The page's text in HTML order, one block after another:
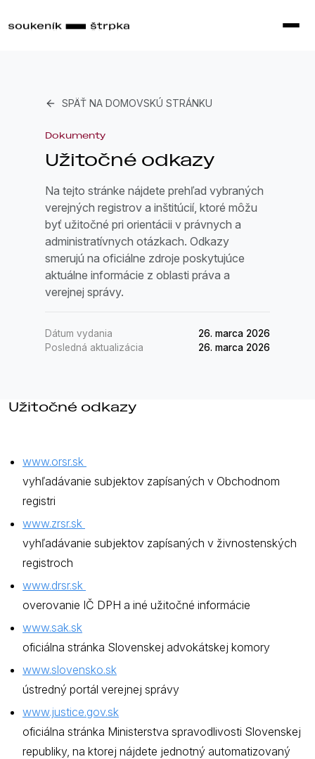
SPÄŤ NA DOMOVSKÚ STRÁNKU
Dokumenty
Užitočné odkazy
Na tejto stránke nájdete prehľad vybraných
verejných registrov a inštitúcií, ktoré môžu
byť užitočné pri orientácii v právnych a
administratívnych otázkach. Odkazy
smerujú na oficiálne zdroje poskytujúce
aktuálne informácie z oblasti práva a
verejnej správy.
Dátum vydania
26. marca 2026
Posledná aktualizácia
26. marca 2026
Užitočné odkazy
www.orsr.sk
vyhľadávanie subjektov zapísaných v Obchodnom
registri
www.zrsr.sk
vyhľadávanie subjektov zapísaných v živnostenských
registroch
www.drsr.sk
overovanie IČ DPH a iné užitočné informácie
www.sak.sk
oficiálna stránka Slovenskej advokátskej komory
www.slovensko.sk
ústredný portál verejnej správy
www.justice.gov.sk
oficiálna stránka Ministerstva spravodlivosti Slovenskej
republiky, na ktorej nájdete jednotný automatizovaný